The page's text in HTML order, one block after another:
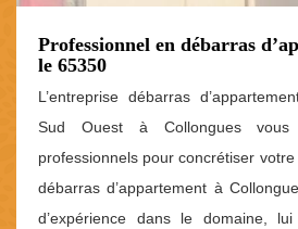
Professionnel en débarras
le 65350
L’entreprise débarras
Sud Ouest à Collongues
professionnels pour concrétiser votre
débarras d’appartement à
d’expérience dans le domaine,